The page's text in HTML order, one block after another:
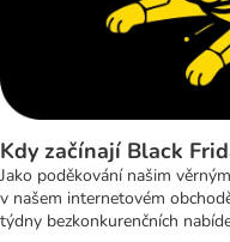
Kdy začínají Black
Jako poděkování našim
v našem internetovém
týdny bezkonkurenčních